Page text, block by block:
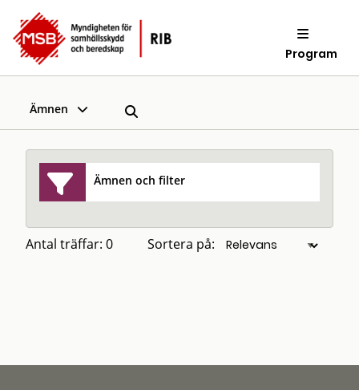
Program
Ämnen
Ämnen och filter
Antal träffar: 0 Sortera på: